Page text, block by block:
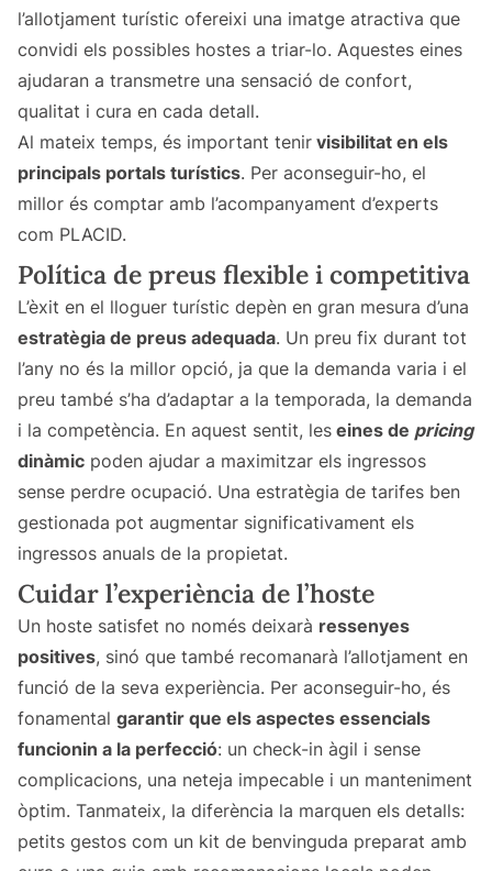
l’allotjament turístic ofereixi una imatge atractiva que
convidi els possibles hostes a triar-lo. Aquestes eines
ajudaran a transmetre una sensació de confort,
qualitat i cura en cada detall.
Al mateix temps, és important tenir visibilitat en els
principals portals turístics. Per aconseguir-ho, el
millor és comptar amb l’acompanyament d’experts
com PLACID.
Política de preus flexible i competitiva
L’èxit en el lloguer turístic depèn en gran mesura d’una
estratègia de preus adequada. Un preu fix durant tot
l’any no és la millor opció, ja que la demanda varia i el
preu també s’ha d’adaptar a la temporada, la demanda
i la competència. En aquest sentit, les eines de pricing
dinàmic poden ajudar a maximitzar els ingressos
sense perdre ocupació. Una estratègia de tarifes ben
gestionada pot augmentar significativament els
ingressos anuals de la propietat.
Cuidar l’experiència de l’hoste
Un hoste satisfet no només deixarà ressenyes
positives, sinó que també recomanarà l’allotjament en
funció de la seva experiència. Per aconseguir-ho, és
fonamental garantir que els aspectes essencials
funcionin a la perfecció: un check-in àgil i sense
complicacions, una neteja impecable i un manteniment
òptim. Tanmateix, la diferència la marquen els detalls:
petits gestos com un kit de benvinguda preparat amb